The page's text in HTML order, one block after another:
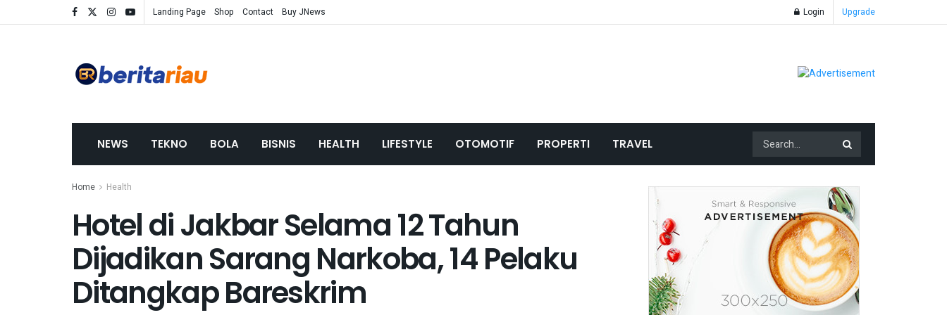
Landing Page Shop Contact Buy JNews Login Upgrade
NEWS TEKNO BOLA BISNIS HEALTH LIFESTYLE OTOMOTIF PROPERTI TRAVEL
Home Health
Hotel di Jakbar Selama 12 Tahun
Dijadikan Sarang Narkoba, 14 Pelaku
Ditangkap Bareskrim